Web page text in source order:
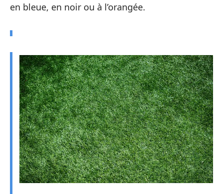
en bleue, en noir ou à l’orangée.